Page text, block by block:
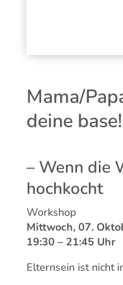
Mama/
deine base!
– Wenn die
hochkocht
Workshop
Mittwoch, 07.
19:30 – 21:45 Uhr
Elternsein ist nicht